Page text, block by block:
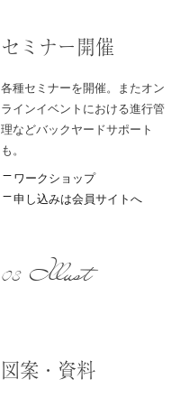
セミナー開催
各種セミナーを開催。またオン
ラインイベントにおける進行管
理などバックヤードサポート
も。
ワークショップ
申し込みは会員サイトへ
08 Illust
図案・資料